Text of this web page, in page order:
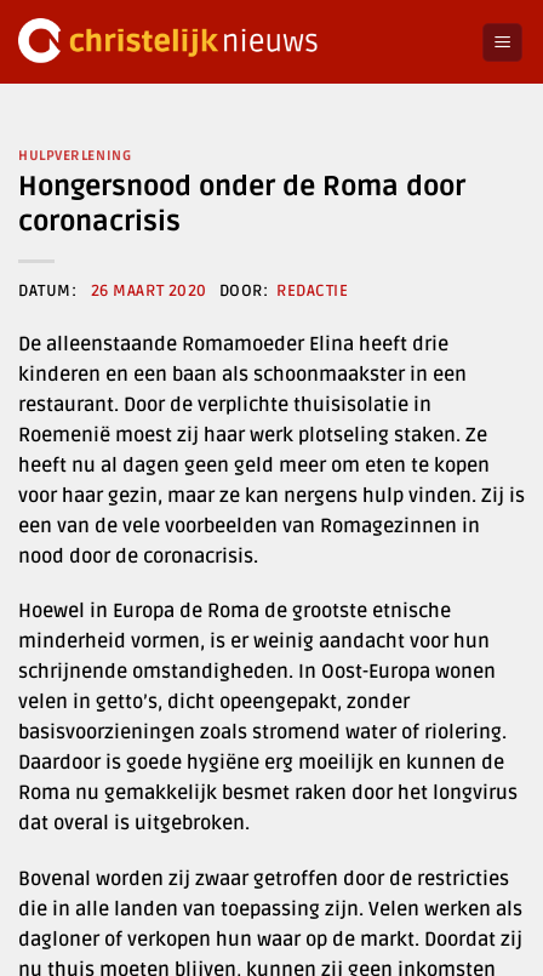
naar
HULPVERLENING
Hongersnood onder de Roma door
coronacrisis
26 MAART 2020 REDACTIE
De alleenstaande Romamoeder Elina heeft drie
kinderen en een baan als schoonmaakster in een
restaurant. Door de verplichte thuisisolatie in
Roemenië moest zij haar werk plotseling staken. Ze
heeft nu al dagen geen geld meer om eten te kopen
voor haar gezin, maar ze kan nergens hulp vinden. Zij is
een van de vele voorbeelden van Romagezinnen in
nood door de coronacrisis.
Hoewel in Europa de Roma de grootste etnische
minderheid vormen, is er weinig aandacht voor hun
schrijnende omstandigheden. In Oost-Europa wonen
velen in getto’s, dicht opeengepakt, zonder
basisvoorzieningen zoals stromend water of riolering.
Daardoor is goede hygiëne erg moeilijk en kunnen de
Roma nu gemakkelijk besmet raken door het longvirus
dat overal is uitgebroken.
Bovenal worden zij zwaar getroffen door de restricties
die in alle landen van toepassing zijn. Velen werken als
dagloner of verkopen hun waar op de markt. Doordat zij
nu thuis moeten blijven, kunnen zij geen inkomsten